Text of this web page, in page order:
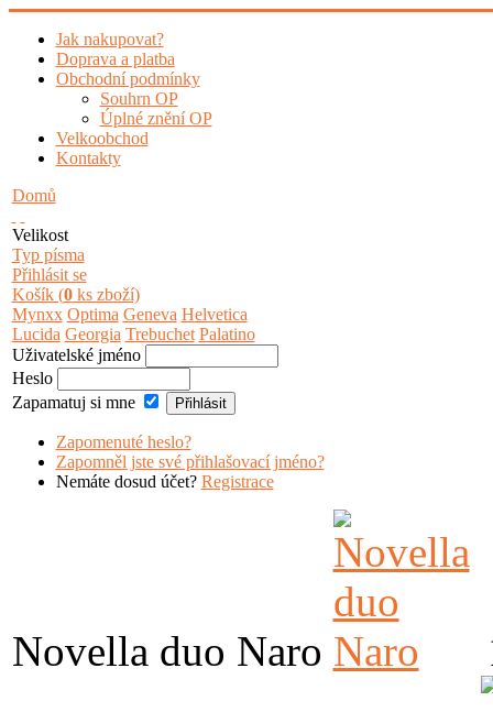
Jak nakupovat?
Doprava a platba
Obchodní podmínky
Souhrn OP
Úplné znění OP
Velkoobchod
Kontakty
Domů
Velikost
Typ písma
Přihlásit se
Košík (0ks zboží)
Mynxx Optima Geneva Helvetica
Lucida Georgia Trebuchet Palatino
Uživatelské jméno
Heslo
Zapamatuj si mne
Zapomenuté heslo?
Zapomněl jste své přihlašovací jméno?
Nemáte dosud účet? Registrace
Novella duo Naro